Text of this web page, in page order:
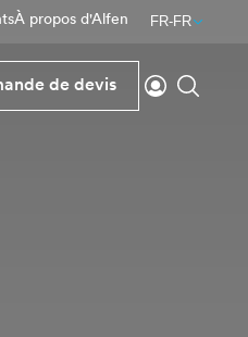
À propos d'Alfen FR-FR
de devis
Se